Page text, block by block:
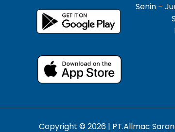
Senin –
Copyright © 2026 | PT.Allmac